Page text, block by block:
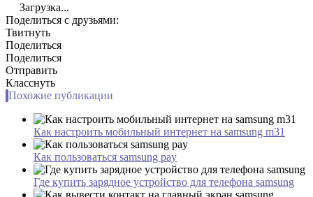
Загрузка...
Поделиться с друзьями:
Твитнуть
Поделиться
Поделиться
Отправить
Класснуть
Похожие публикации
Как настроить мобильный интернет на samsung m31
Как пользоваться samsung pay
Где купить зарядное устройство для телефона samsung